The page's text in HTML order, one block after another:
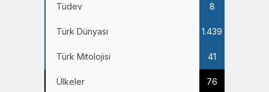
Tüdev 8
Türk Dünyası 1.439
Türk Mitolojisi 41
Ülkeler 76